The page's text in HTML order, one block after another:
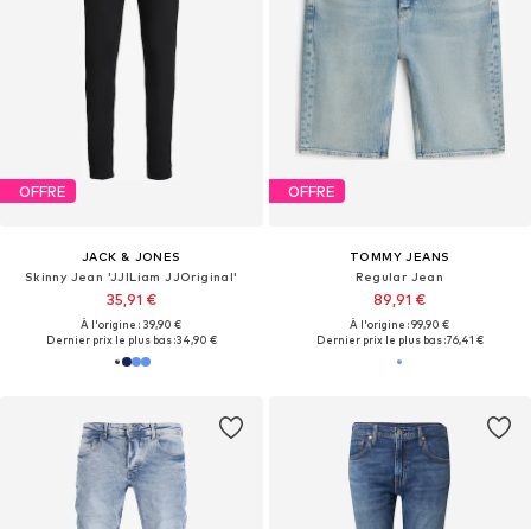
OFFRE
JACK & JONES
Skinny Jean 'JJILiam JJOriginal'
35,91 €
À l'origine : 39,90 €
Dernier prix le plus bas :34,90 €
OFFRE
TOMMY JEANS
Regular Jean
89,91 €
À l'origine : 99,90 €
Dernier prix le plus bas :76,41 €